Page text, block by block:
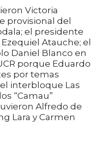
Victoria
provisional del
el presidente
Atauche; el
Daniel Blanco en
porque Eduardo
por temas
interbloque Las
“Camau”
Alfredo de
Lara y Carmen